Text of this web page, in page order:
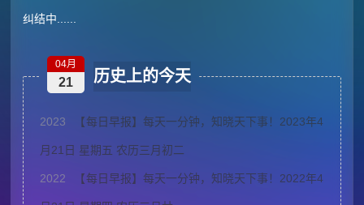
纠结中......
历史上的今天
04月
21
2023 【每日早报】每天一分钟，知晓天下事！2023年4
月21日 星期五 农历三月初二
2022 【每日早报】每天一分钟，知晓天下事！2022年4